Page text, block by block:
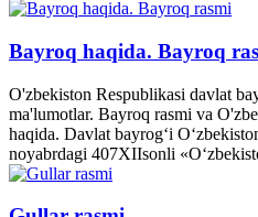
Bayroq haqida. Bayroq
O'zbekiston Respublikasi davlat
ma'lumotlar. Bayroq rasmi va
haqida. Davlat bayrog‘i
noyabrdagi 407­XII­sonli